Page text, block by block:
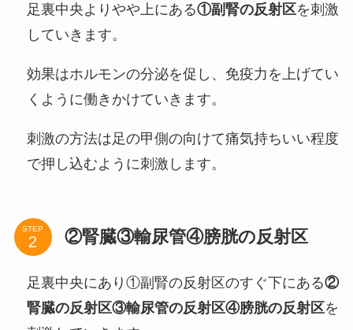
足裏中央よりやや上にある①副腎の反射区を刺激
していきます。
効果はホルモンの分泌を促し、免疫力を上げてい
くように働きかけていきます。
刺激の方法は足の甲側の向けて痛気持ちいい程度
で押し込むように刺激します。
STEP ②腎臓③輸尿管④膀胱の反射区
足裏中央にあり①副腎の反射区のすぐ下にある②
腎臓の反射区③輸尿管の反射区④膀胱の反射区を